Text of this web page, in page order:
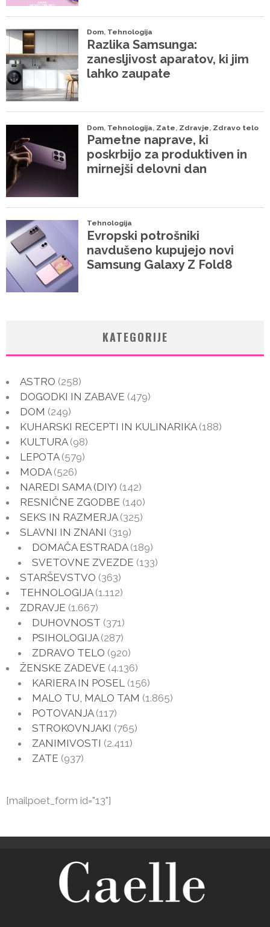
KATEGORIJE
ASTRO (258)
DOGODKI IN ZABAVE (479)
DOM (249)
KUHARSKI RECEPTI IN KULINARIKA(188)
KULTURA(98)
LEPOTA(579)
MODA(526)
NAREDI SAMA (DIY) (142)
RESNIČNE ZGODBE (140)
SEKS IN RAZMERJA(325)
SLAVNI IN ZNANI (319)
DOMAČA ESTRADA(189)
SVETOVNE ZVEZDE (133)
STARŠEVSTVO (363)
TEHNOLOGIJA(1.112)
ZDRAVJE (1.667)
DUHOVNOST (371)
PSIHOLOGIJA(287)
ZDRAVO TELO (920)
ŽENSKE ZADEVE (4.136)
KARIERA IN POSEL (156)
MALO TU, MALO TAM (1.865)
POTOVANJA(117)
STROKOVNJAKI (765)
ZANIMIVOSTI (2.411)
ZATE (937)
[mailpoet_form id="13"]